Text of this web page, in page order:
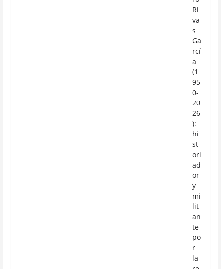
Ri
va
s
Ga
rcí
a
(1
95
0-
20
26
):
hi
st
ori
ad
or
y
mi
lit
an
te
po
r
la